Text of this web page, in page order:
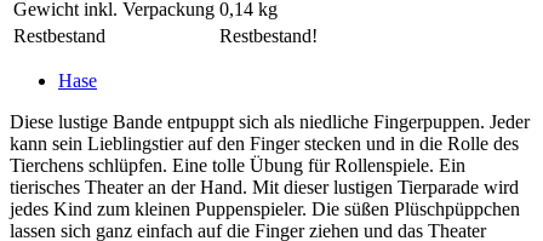
Gewicht inkl. Verpackung 0,14 kg
Restbestand
Restbestand!
Hase
Diese lustige Bande entpuppt sich als niedliche Fingerpuppen. Jeder
kann sein Lieblingstier auf den Finger stecken und in die Rolle des
Tierchens schlüpfen. Eine tolle Übung für Rollenspiele. Ein
tierisches Theater an der Hand. Mit dieser lustigen Tierparade wird
jedes Kind zum kleinen Puppenspieler. Die süßen Plüschpüppchen
lassen sich ganz einfach auf die Finger ziehen und das Theater